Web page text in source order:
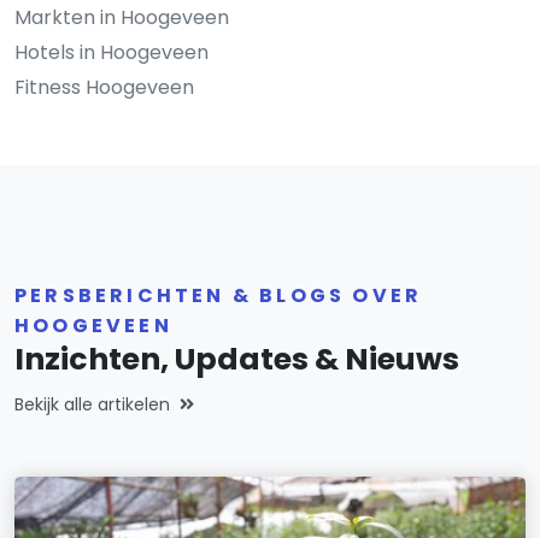
Markten in Hoogeveen
Hotels in Hoogeveen
Fitness Hoogeveen
PERSBERICHTEN & BLOGS OVER
HOOGEVEEN
Inzichten, Updates & Nieuws
Bekijk alle artikelen